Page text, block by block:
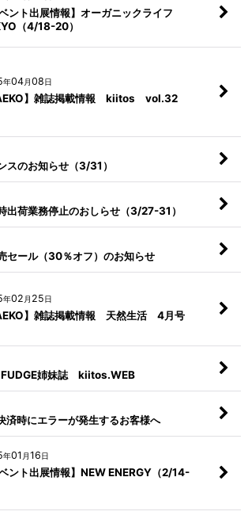
ベント出展情報】オーガニックライフ
（4/18-20）
年04月08日
】雑誌掲載情報 kiitos vol.32
スのお知らせ（3/31）
出荷業務停止のおしらせ（3/27-31）
セール（30％オフ）のお知らせ
年02 月 25日
】雑誌掲載情報 天然生活 4月号
FUDGE姉妹誌 kiitos.WEB
済時にエラーが発生するお客様へ
年01 月16日
ベント出展情報】NEW ENERGY（2/14-